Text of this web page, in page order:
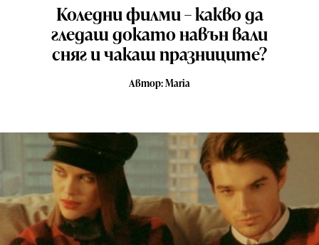
Коледни филми – какво да
гледаш докато навън вали
сняг и чакаш празниците?
Автор: Maria